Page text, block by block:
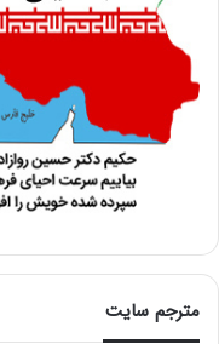
مترجم سایت